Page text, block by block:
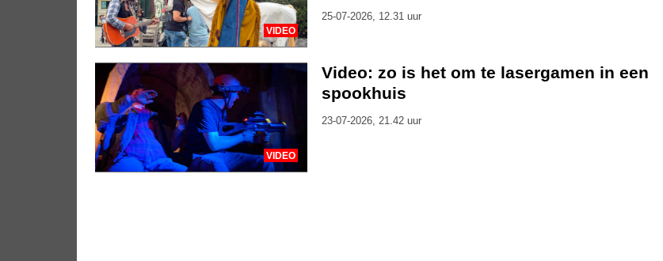
VIDEO
25-07-2026, 12.31 uur
VIDEO
Video: zo is het om te lasergamen in een
spookhuis
23-07-2026, 21.42 uur